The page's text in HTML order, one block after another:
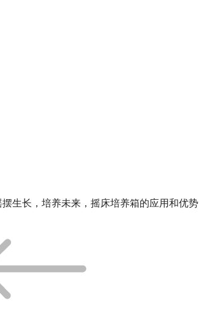
摆生长，培养未来，摇床培养箱的应用和优势